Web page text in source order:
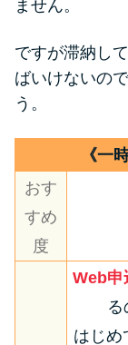
ません。
ですが滞納し
ばいけないの
う。
《一
おす
すめ
度
Web申
はじめ